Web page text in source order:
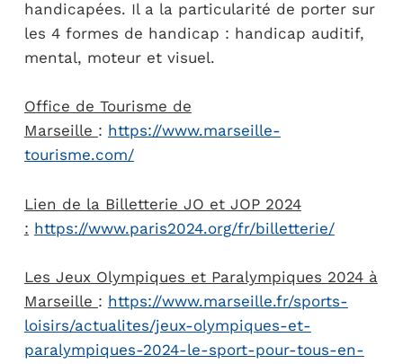
handicapées. Il a la particularité de porter sur
les 4 formes de handicap : handicap auditif,
mental, moteur et visuel.
Office de Tourisme de
Marseille : https://www.marseille-
tourisme.com/
Lien de la Billetterie JO et JOP 2024
: https://www.paris2024.org/fr/billetterie/
Les Jeux Olympiques et Paralympiques 2024 à
Marseille : https://www.marseille.fr/sports-
loisirs/actualites/jeux-olympiques-et-
paralympiques-2024-le-sport-pour-tous-en-